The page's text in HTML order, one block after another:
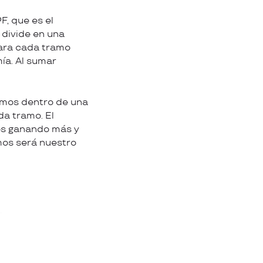
que es el
en una
cada tramo
Al sumar
dentro de una
tramo. El
ganando más y
será nuestro